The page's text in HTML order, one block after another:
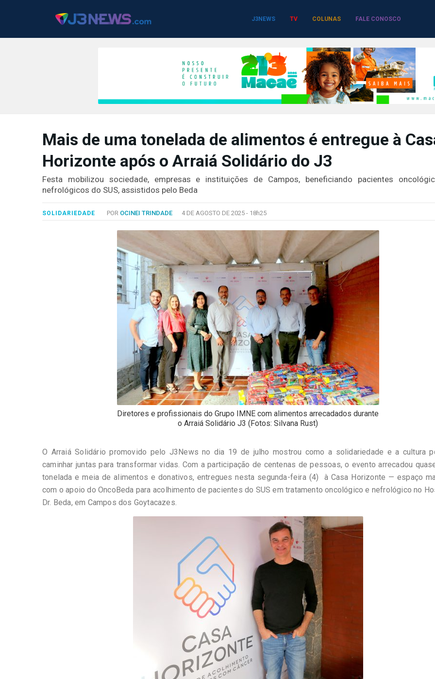
J3NEWS TV COLUNAS FALE CONOSCO
Mais de uma tonelada de alimentos é entregue à
Horizonte após o Arraiá Solidário do J3
Festa mobilizou sociedade, empresas e instituições de Campos, beneficiando pacientes
nefrológicos do SUS, assistidos pelo Beda
SOLIDARIEDADE POR OCINEI TRINDADE 4 DE AGOSTO DE 2025 - 18h25
Diretores e profissionais do Grupo IMNE com alimentos arrecadados durante
o Arraiá Solidário J3 (Fotos: Silvana Rust)
O Arraiá Solidário promovido pelo J3News no dia 19 de julho mostrou como a solidariedade e a cultura
caminhar juntas para transformar vidas. Com a participação de centenas de pessoas, o evento arrecadou
tonelada e meia de alimentos e donativos, entregues nesta segunda-feira (4) à Casa Horizonte — espaço
com o apoio do OncoBeda para acolhimento de pacientes do SUS em tratamento oncológico e nefrológico no
Dr. Beda, em Campos dos Goytacazes.